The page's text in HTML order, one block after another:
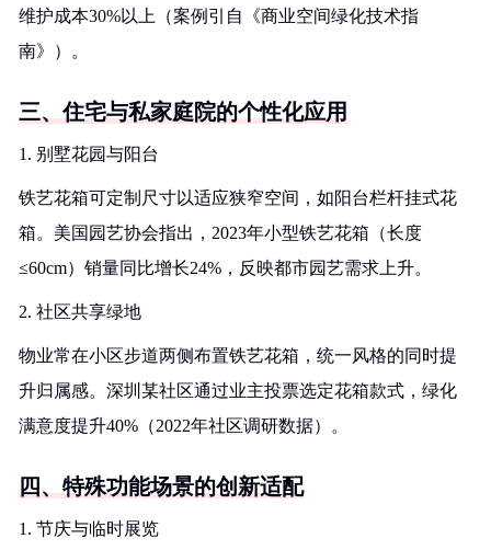
维护成本30%以上（案例引自《商业空间绿化技术指
南》）。
三、住宅与私家庭院的个性化应用
1. 别墅花园与阳台
铁艺花箱可定制尺寸以适应狭窄空间，如阳台栏杆挂式花
箱。美国园艺协会指出，2023年小型铁艺花箱（长度
≤60cm）销量同比增长24%，反映都市园艺需求上升。
2. 社区共享绿地
物业常在小区步道两侧布置铁艺花箱，统一风格的同时提
升归属感。深圳某社区通过业主投票选定花箱款式，绿化
满意度提升40%（2022年社区调研数据）。
四、特殊功能场景的创新适配
1. 节庆与临时展览